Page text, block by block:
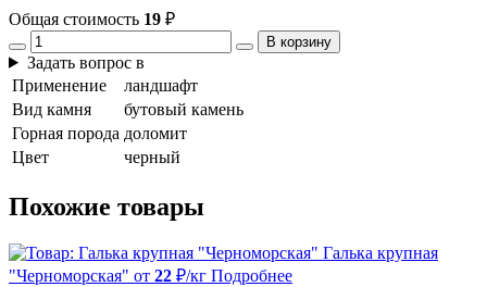
Общая стоимость 19 ₽
В корзину
Задать вопрос в
Применение
ландшафт
Вид камня
бутовый камень
Горная порода доломит
Цвет
черный
Похожие товары
Галька крупная
"Черноморская" от 22 ₽/кг Подробнее